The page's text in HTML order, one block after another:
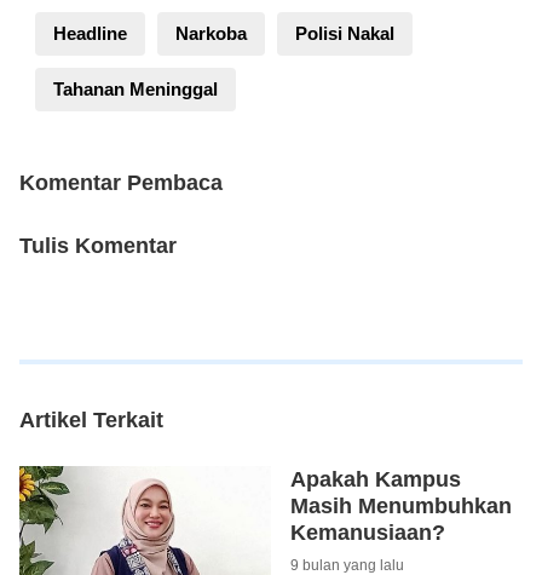
Headline Narkoba Polisi Nakal
Tahanan Meninggal
Komentar Pembaca
Tulis Komentar
Artikel Terkait
Apakah Kampus
Masih Menumbuhkan
Kemanusiaan?
9 bulan yang lalu